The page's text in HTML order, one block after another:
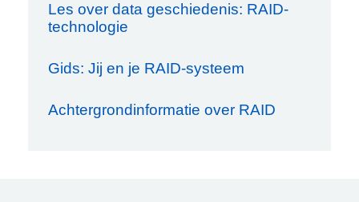
Les over data geschiedenis: RAID-
technologie
Gids: Jij en je RAID-systeem
Achtergrondinformatie over RAID